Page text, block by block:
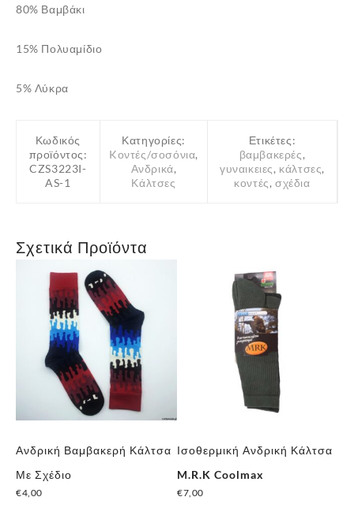
80% Βαμβάκι
15% Πολυαμίδιο
5% Λύκρα
Κωδικός
προϊόντος:
CZS3223I-
AS-1
Κατηγορίες:
Kοντές/σοσόνια,
Ανδρικά,
Κάλτσες
Ετικέτες:
βαμβακερές,
γυναικειες, κάλτσες,
κοντές,σχέδια
Σχετικά Προϊόντα
Ανδρική Βαμβακερή Κάλτσα
Με Σχέδιο
€4,00
Ισοθερμική Ανδρική Κάλτσα
M.R.K Coolmax
€7,00